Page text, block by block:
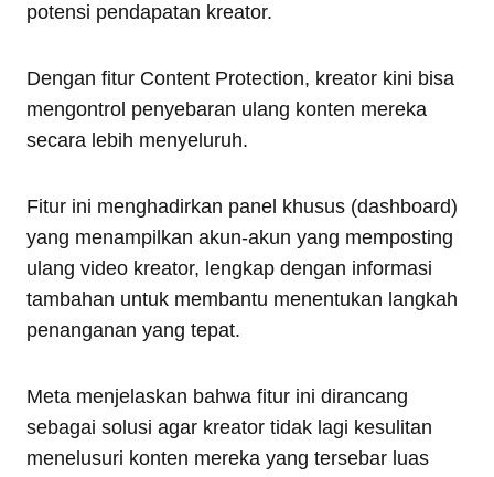
potensi pendapatan kreator.
Dengan fitur Content Protection, kreator kini bisa
mengontrol penyebaran ulang konten mereka
secara lebih menyeluruh.
Fitur ini menghadirkan panel khusus (dashboard)
yang menampilkan akun-akun yang memposting
ulang video kreator, lengkap dengan informasi
tambahan untuk membantu menentukan langkah
penanganan yang tepat.
Meta menjelaskan bahwa fitur ini dirancang
sebagai solusi agar kreator tidak lagi kesulitan
menelusuri konten mereka yang tersebar luas